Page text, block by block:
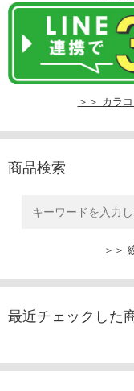
＞＞ カラ
商品検索
＞＞
最近チェックした